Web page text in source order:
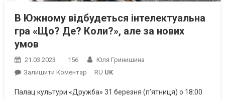
В Южному відбудеться інтелектуальна
гра «Що? Де? Коли?», але за нових
умов
21.03.2023 156
Юля Гринишина
Залишити КоментарOn
Южному
RU UK
Палац культури «Дружба» 31 березня (п’ятниця) о 18:00